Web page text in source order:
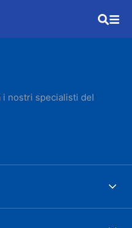
i nostri specialisti del